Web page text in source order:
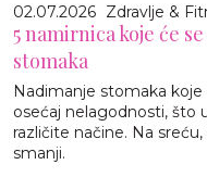
02.07.2026 Zdravlje &
5 namirnica koje će
stomaka
Nadimanje stomaka
osećaj nelagodnosti, što
različite načine. Na
smanji.